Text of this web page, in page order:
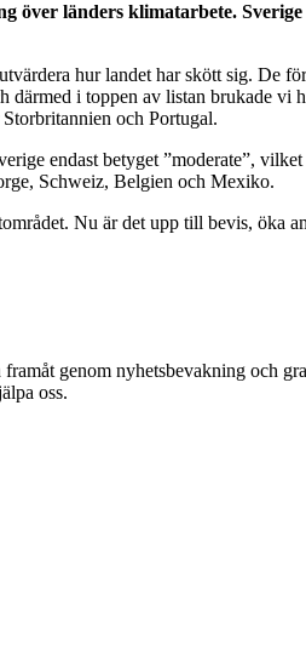
länders klimatarbete.
hur landet har skött sig. De
i toppen av listan brukade
och Portugal.
endast betyget ”moderate”,
Schweiz, Belgien och Mexiko.
Nu är det upp till bevis, öka
genom nyhetsbevakning och
oss.